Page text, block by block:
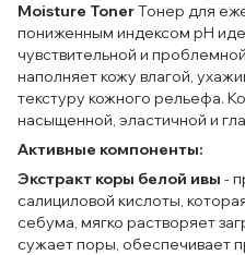
Moisture TonerТонер для
пониженным индексом pH
чувствительной и
наполняет кожу влагой,
текстуру кожного рельефа.
насыщенной, эластичной и
Активные компоненты:
Экстракт коры белой ивы -
салициловой кислоты,
себума, мягко растворяет
сужает поры, обеспечивает